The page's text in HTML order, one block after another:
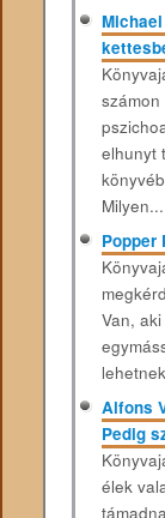
elhunyt
Milyen...
Popper
Van,
Alfons
Pedig
élek